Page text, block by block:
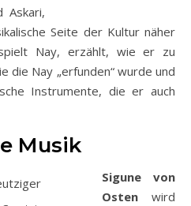
Askari,
Seite der Kultur näher
Nay, erzählt, wie er zu
die Nay „erfunden“ wurde und
Instrumente, die er auch
Musik
Sigune von
Osten wird